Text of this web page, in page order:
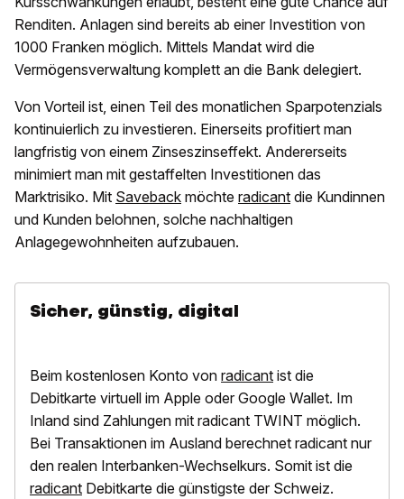
Renditen. Anlagen sind bereits ab einer Investition von
1000 Franken möglich. Mittels Mandat wird die
Vermögensverwaltung komplett an die Bank delegiert.
Von Vorteil ist, einen Teil des monatlichen Sparpotenzials
kontinuierlich zu investieren. Einerseits profitiert man
langfristig von einem Zinseszinseffekt. Andererseits
minimiert man mit gestaffelten Investitionen das
Marktrisiko. Mit Saveback möchte radicant die Kundinnen
und Kunden belohnen, solche nachhaltigen
Anlagegewohnheiten aufzubauen.
Sicher, günstig, digital
Beim kostenlosen Konto von radicant ist die
Debitkarte virtuell im Apple oder Google Wallet. Im
Inland sind Zahlungen mit radicant TWINT möglich.
Bei Transaktionen im Ausland berechnet radicant nur
den realen Interbanken-Wechselkurs. Somit ist die
radicant Debitkarte die günstigste der Schweiz.